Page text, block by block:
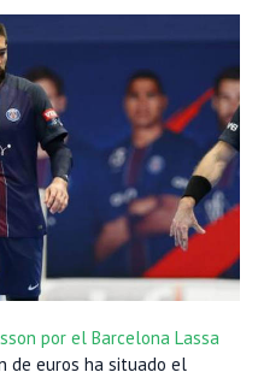
por el Barcelona Lassa
de euros ha situado el